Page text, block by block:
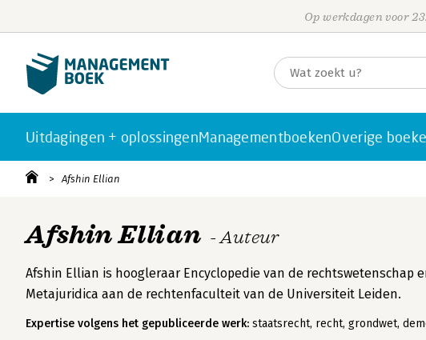
Op werkdagen voor
Uitdagingen + oplossingenManagementboekenOverige
Afshin Ellian
Afshin Ellian - Auteur
Afshin Ellian is hoogleraar Encyclopedie van de
Metajuridica aan de rechtenfaculteit van de Universiteit Leiden.
Expertise volgens het gepubliceerde werk: staatsrecht, recht, grondwet,